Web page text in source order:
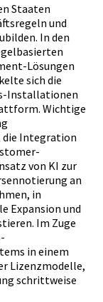
Staaten
und
In den
Lösungen
sich die
Installationen
Wichtige
die Integration
von KI zur
an
in
Expansion und
Im Zuge
in einem
Lizenzmodelle,
schrittweise